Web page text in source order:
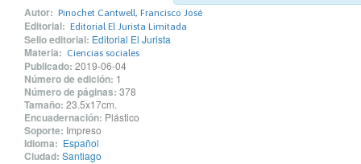
Autor: Pinochet Cantwell, Francisco José
Editorial: Editorial El Jurista Limitada
Sello editorial: Editorial El Jurista
Materia: Ciencias sociales
Publicado: 2019-06-04
Número de edición: 1
Número de páginas: 378
Tamaño: 23.5x17cm.
Encuadernación: Plástico
Soporte: Impreso
Idioma: Español
Ciudad: Santiago